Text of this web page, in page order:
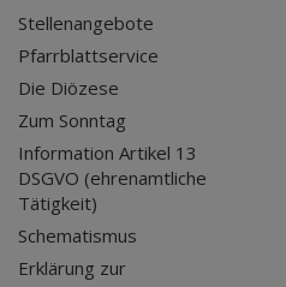
Stellenangebote
Pfarrblattservice
Die Diözese
Zum Sonntag
Information Artikel 13
DSGVO (ehrenamtliche
Tätigkeit)
Schematismus
Erklärung zur